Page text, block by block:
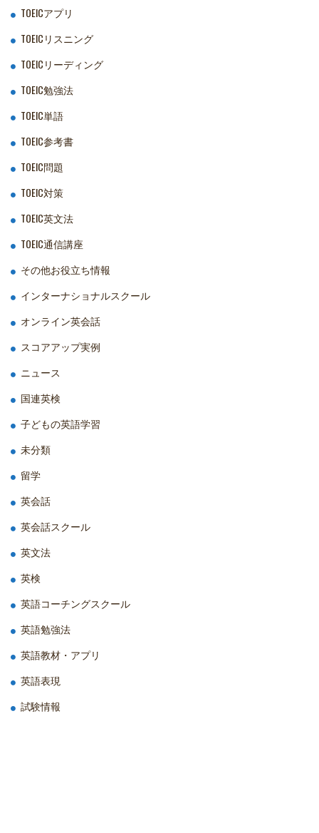
TOEICアプリ
TOEICリスニング
TOEICリーディング
TOEIC勉強法
TOEIC単語
TOEIC参考書
TOEIC問題
TOEIC対策
TOEIC英文法
TOEIC通信講座
その他お役立ち情報
インターナショナルスクール
オンライン英会話
スコアアップ実例
ニュース
国連英検
子どもの英語学習
未分類
留学
英会話
英会話スクール
英文法
英検
英語コーチングスクール
英語勉強法
英語教材・アプリ
英語表現
試験情報